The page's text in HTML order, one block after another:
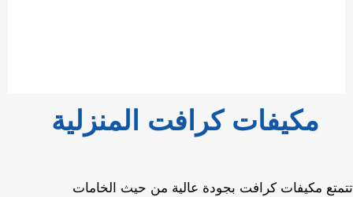
مكيفات كرافت المنزلية
تتمتع مكيفات كرافت بجودة عالية من حيث الخامات